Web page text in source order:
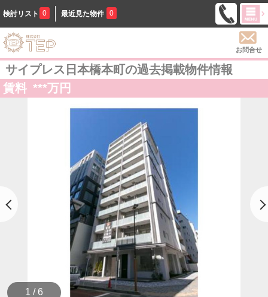
検討リスト 0 最近見た物件 0
お問合せ
サイプレス日本橋本町の過去掲載物件情報
賃料 ***万円
1 / 6